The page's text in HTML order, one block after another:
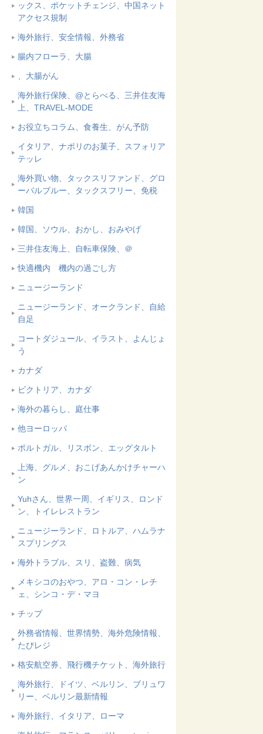
ックス、ポケットチェンジ、中国ネット
アクセス規制
海外旅行、安全情報、外務省
腸内フローラ、大腸
、大腸がん
海外旅行保険、@とらべる、三井住友海
上、TRAVEL-MODE
お役立ちコラム、食養生、がん予防
イタリア、ナポリのお菓子、スフォリア
テッレ
海外買い物、タックスリファンド、グロ
ーバルブルー、タックスフリー、免税
韓国
韓国、ソウル、おかし、おみやげ
三井住友海上、自転車保険、＠
快適機内 機内の過ごし方
ニュージーランド
ニュージーランド、オークランド、自給
自足
コートダジュール、イラスト、よんじょ
う
カナダ
ビクトリア、カナダ
海外の暮らし、庭仕事
他ヨーロッパ
ポルトガル、リスボン、エッグタルト
上海、グルメ、おこげあんかけチャーハ
ン
Yuhさん、世界一周、イギリス、ロンド
ン、トイレレストラン
ニュージーランド、ロトルア、ハムラナ
スプリングス
海外トラブル、スリ、盗難、病気
メキシコのおやつ、アロ・コン・レチ
ェ、シンコ・デ・マヨ
チップ
外務省情報、世界情勢、海外危険情報、
たびレジ
格安航空券、飛行機チケット、海外旅行
海外旅行、ドイツ、ベルリン、ブリュワ
リー、ベルリン最新情報
海外旅行、イタリア、ローマ